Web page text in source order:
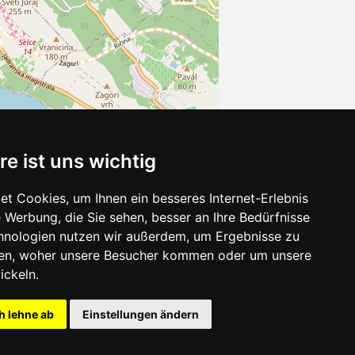
ist uns wichtig
Cookies, um Ihnen ein besseres Internet-Erlebnis
die Sie sehen, besser an Ihre Bedürfnisse
nutzen wir außerdem, um Ergebnisse zu
woher unsere Besucher kommen oder um unsere
lehne ab Einstellungen ändern
Leaflet| © OpenStreetMapcontributors